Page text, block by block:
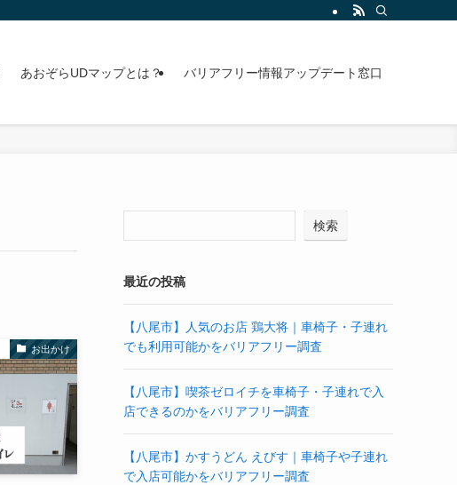
あおぞらUDマップとは？ バリアフリー情報アップデート窓口
お出かけ
検索
最近の投稿
【八尾市】人気のお店 鶏大将｜車椅子・子連れ
でも利用可能かをバリアフリー調査
【八尾市】喫茶ゼロイチを車椅子・子連れで入
店できるのかをバリアフリー調査
【八尾市】かすうどん えびす｜車椅子や子連れ
で入店可能かをバリアフリー調査